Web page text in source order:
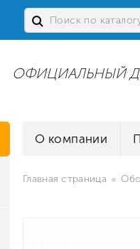
ОФИЦИАЛЬНЫЙ
О компании
Главная страница